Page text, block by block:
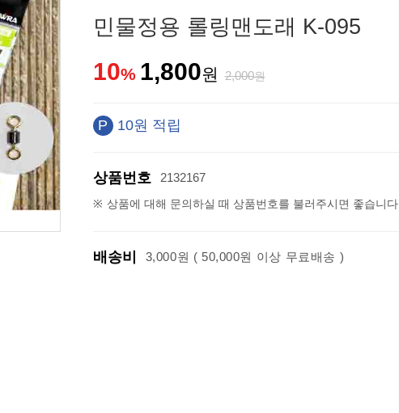
민물정용 롤링맨도래 K-095
1,800 2,000
10
10원 적립
상품번호 2132167
상품에 대해 문의하실 때 상품번호를 불러주시면 좋습니다.
배송비 3,000원 ( 50,000원 이상 무료배송 )